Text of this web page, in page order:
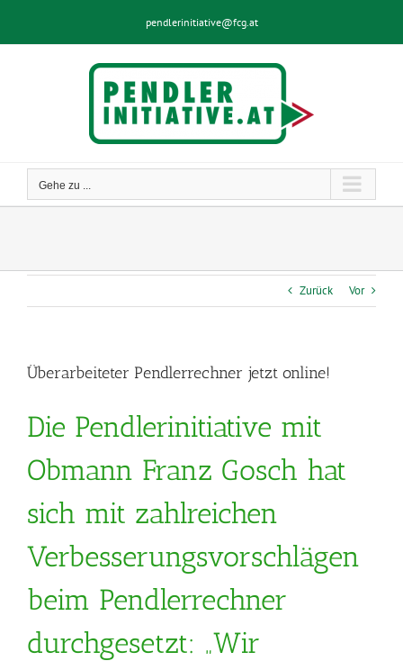
springen
pendlerinitiative@fcg.at
Gehe zu ...
Zurück Vor
Überarbeiteter Pendlerrechner jetzt online!
Die Pendlerinitiative mit
Obmann Franz Gosch hat
sich mit zahlreichen
Verbesserungsvorschlägen
beim Pendlerrechner
durchgesetzt: „Wir